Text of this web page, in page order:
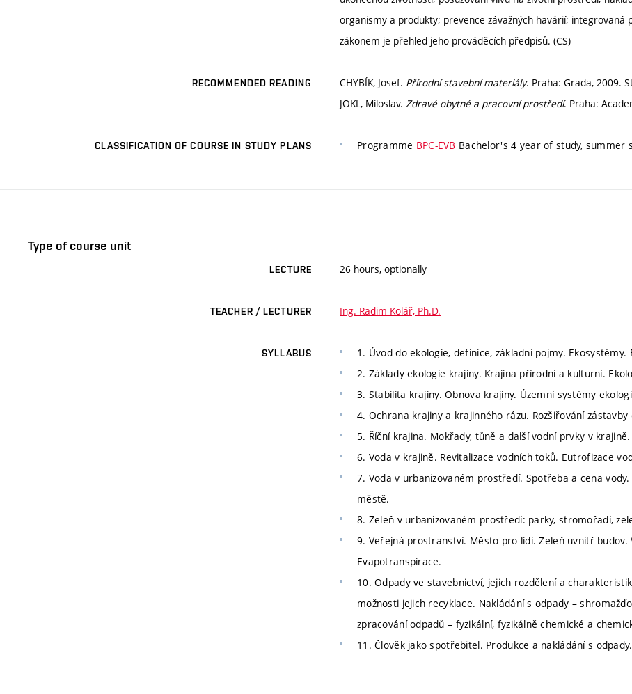
organismy a produkty; prevence závažných havárií; integrovaná
zákonem je přehled jeho prováděcích předpisů. (CS)
RECOMMENDED READING CHYBÍK, Josef. Přírodní stavební materiály. Praha: Grada, 2009.
JOKL, Miloslav. Zdravé obytné a pracovní prostředí. Praha:
CLASSIFICATION OF COURSE IN STUDY PLANS Programme BPC-EVB Bachelor's 4 year of study, summer
Type of course unit
LECTURE 26 hours, optionally
TEACHER / LECTURER Ing. Radim Kolář, Ph.D.
SYLLABUS
1. Úvod do ekologie, definice, základní pojmy. Ekosystémy.
2. Základy ekologie krajiny. Krajina přírodní a kulturní.
3. Stabilita krajiny. Obnova krajiny. Územní systémy
4. Ochrana krajiny a krajinného rázu. Rozšiřování
5. Říční krajina. Mokřady, tůně a další vodní prvky v
6. Voda v krajině. Revitalizace vodních toků. Eutrofizace
7. Voda v urbanizovaném prostředí. Spotřeba a cena
městě.
8. Zeleň v urbanizovaném prostředí: parky, stromořadí,
9. Veřejná prostranství. Město pro lidi. Zeleň uvnitř
Evapotranspirace.
10. Odpady ve stavebnictví, jejich rozdělení a
možnosti jejich recyklace. Nakládání s odpady –
zpracování odpadů – fyzikální, fyzikálně chemické a
11. Člověk jako spotřebitel. Produkce a nakládání s odpady.